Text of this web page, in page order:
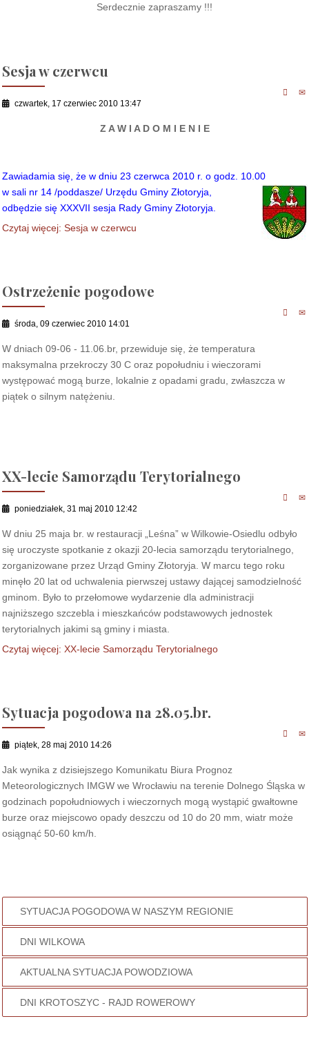
Serdecznie zapraszamy !!!
Sesja w czerwcu
czwartek, 17 czerwiec 2010 13:47
Z A W I A D O M I E N I E
Zawiadamia się, że w dniu 23 czerwca 2010 r. o godz. 10.00
w sali nr 14 /poddasze/ Urzędu Gminy Złotoryja,
odbędzie się XXXVII sesja Rady Gminy Złotoryja.
Czytaj więcej: Sesja w czerwcu
Ostrzeżenie pogodowe
środa, 09 czerwiec 2010 14:01
W dniach 09-06 - 11.06.br, przewiduje się, że temperatura
maksymalna przekroczy 30 C oraz popołudniu i wieczorami
występować mogą burze, lokalnie z opadami gradu, zwłaszcza w
piątek o silnym natężeniu.
XX-lecie Samorządu Terytorialnego
poniedziałek, 31 maj 2010 12:42
W dniu 25 maja br. w restauracji „Leśna” w Wilkowie-Osiedlu odbyło
się uroczyste spotkanie z okazji 20-lecia samorządu terytorialnego,
zorganizowane przez Urząd Gminy Złotoryja. W marcu tego roku
minęło 20 lat od uchwalenia pierwszej ustawy dającej samodzielność
gminom. Było to przełomowe wydarzenie dla administracji
najniższego szczebla i mieszkańców podstawowych jednostek
terytorialnych jakimi są gminy i miasta.
Czytaj więcej: XX-lecie Samorządu Terytorialnego
Sytuacja pogodowa na 28.05.br.
piątek, 28 maj 2010 14:26
Jak wynika z dzisiejszego Komunikatu Biura Prognoz
Meteorologicznych IMGW we Wrocławiu na terenie Dolnego Śląska w
godzinach popołudniowych i wieczornych mogą wystąpić gwałtowne
burze oraz miejscowo opady deszczu od 10 do 20 mm, wiatr może
osiągnąć 50-60 km/h.
SYTUACJA POGODOWA W NASZYM REGIONIE
DNI WILKOWA
AKTUALNA SYTUACJA POWODZIOWA
DNI KROTOSZYC - RAJD ROWEROWY